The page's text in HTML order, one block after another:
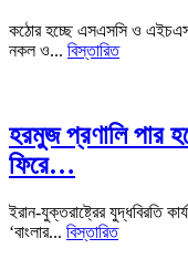
কঠোর হচ্ছে এসএসসি ও
নকল ও... বিস্তারিত
হরমুজ প্রণালি পার
ফিরে…
ইরান-যুক্তরাষ্ট্রের যুদ্ধবিরতি
‘বাংলার... বিস্তারিত